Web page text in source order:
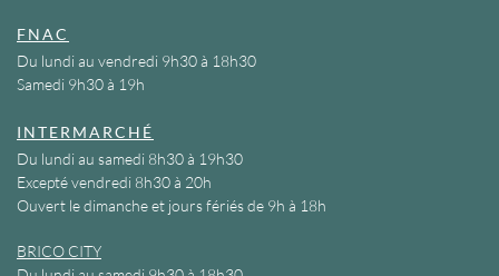
FNAC
Du lundi au vendredi 9h30 à 18h30
Samedi 9h30 à 19h
INTERMARCHÉ
Du lundi au samedi 8h30 à 19h30
Excepté vendredi 8h30 à 20h
Ouvert le dimanche et jours fériés de 9h à 18h
BRICO CITY